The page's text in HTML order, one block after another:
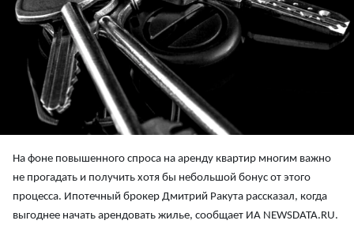
На фоне повышенного спроса на аренду квартир многим важно
не прогадать и получить хотя бы небольшой бонус от этого
процесса. Ипотечный брокер Дмитрий Ракута рассказал, когда
выгоднее начать арендовать жилье, сообщает ИА NEWSDATA.RU.